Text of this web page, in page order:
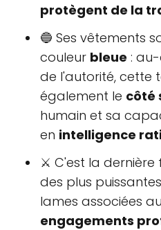
protègent de la
🔵 Ses vêtements
couleur bleue :
de l'autorité, cette
également le côté
humain et sa
en intelligence
⚔ C'est la
des plus
lames associées
engagements